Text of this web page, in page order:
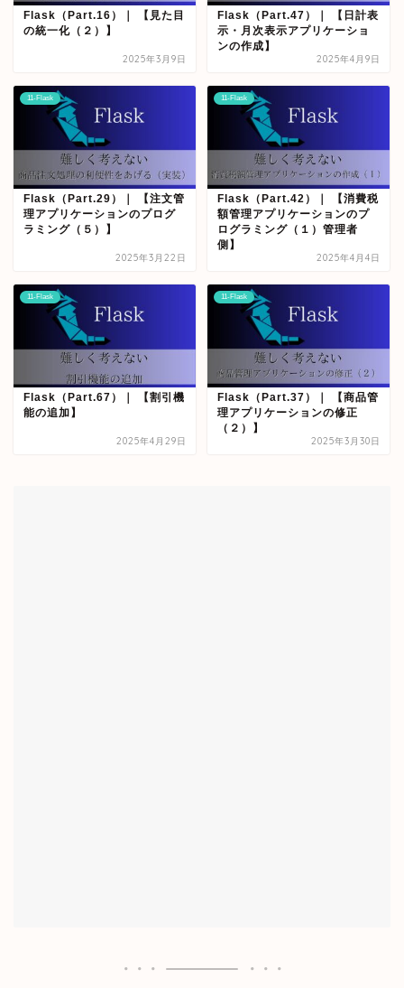
Flask（Part.16）｜ 【見た目
の統一化（２）】
2025年3月9日
Flask（Part.47）｜ 【日計表
示・月次表示アプリケーショ
ンの作成】
2025年4月9日
11-Flask
Flask（Part.29）｜ 【注文管
理アプリケーションのプログ
ラミング（５）】
2025年3月22日
11-Flask
Flask（Part.42）｜ 【消費税
額管理アプリケーションのプ
ログラミング（１）管理者
側】
2025年4月4日
11-Flask
Flask（Part.67）｜ 【割引機
能の追加】
2025年4月29日
11-Flask
Flask（Part.37）｜ 【商品管
理アプリケーションの修正
（２）】
2025年3月30日